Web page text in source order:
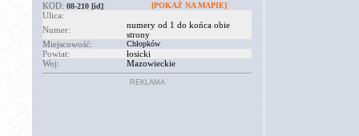
KOD: 08-210 [id] [POKAŻ NA MAPIE]
Ulica:
Numer:
numery od 1 do końca obie
strony
Miejscowość:
Chłopków
Powiat:
łosicki
Woj:
Mazowieckie
REKLAMA